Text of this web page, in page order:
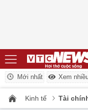
Mới nhất Xem
Kinh tế Tài